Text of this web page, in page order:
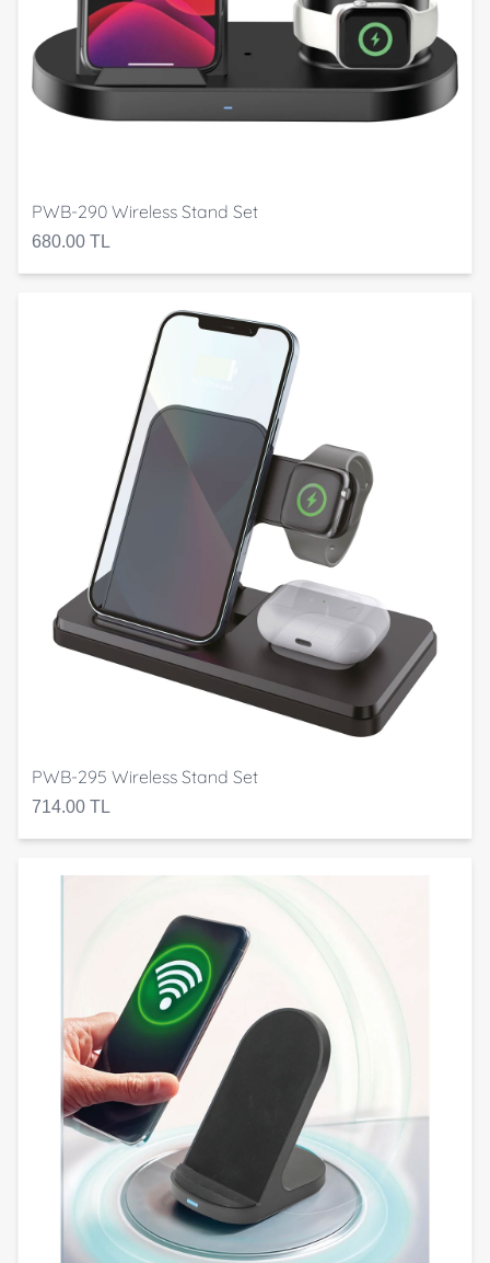
PWB-290 Wireless Stand Set
680.00 TL
PWB-295 Wireless Stand Set
714.00 TL